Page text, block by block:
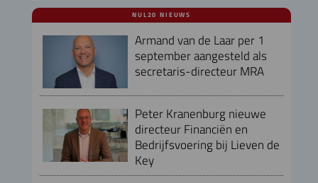
NUL20 NIEUWS
Armand van de Laar per 1
september aangesteld als
secretaris-directeur MRA
Peter Kranenburg nieuwe
directeur Financiën en
Bedrijfsvoering bij Lieven de
Key